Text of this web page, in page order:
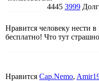
4445 3999
Нравится человеку нести
бесплатно! Что тут
Нравится Cap.Nemo,